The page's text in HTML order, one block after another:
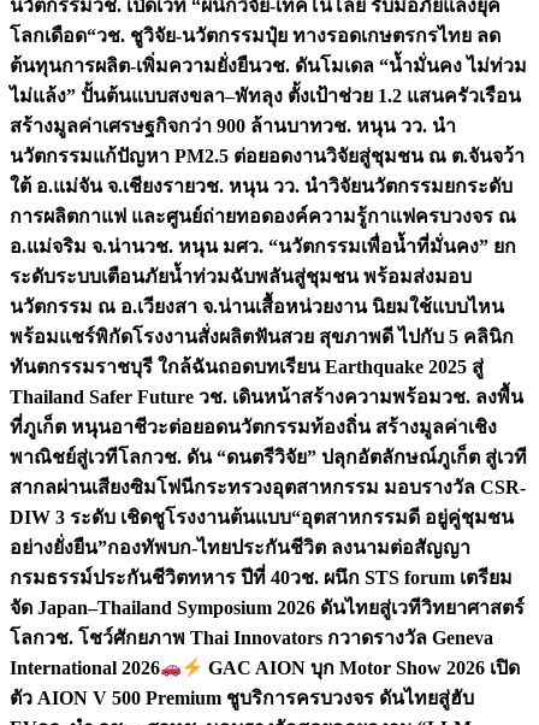
นวัตกรรมวช. เปิดเวที “ผนึกวิจัย-เทคโนโลยี รับมือภัยแล้งยุค
โลกเดือด“วช. ชูวิจัย-นวัตกรรมปุ๋ย ทางรอดเกษตรกรไทย ลด
ต้นทุนการผลิต-เพิ่มความยั่งยืนวช. ดันโมเดล “น้ำมั่นคง ไม่ท่วม
ไม่แล้ง” ปั้นต้นแบบสงขลา–พัทลุง ตั้งเป้าช่วย 1.2 แสนครัวเรือน
สร้างมูลค่าเศรษฐกิจกว่า 900 ล้านบาทวช. หนุน วว. นำ
นวัตกรรมแก้ปัญหา PM2.5 ต่อยอดงานวิจัยสู่ชุมชน ณ ต.จันจว้า
ใต้ อ.แม่จัน จ.เชียงรายวช. หนุน วว. นำวิจัยนวัตกรรมยกระดับ
การผลิตกาแฟ และศูนย์ถ่ายทอดองค์ความรู้กาแฟครบวงจร ณ
อ.แม่จริม จ.น่านวช. หนุน มศว. “นวัตกรรมเพื่อน้ำที่มั่นคง” ยก
ระดับระบบเตือนภัยน้ำท่วมฉับพลันสู่ชุมชน พร้อมส่งมอบ
นวัตกรรม ณ อ.เวียงสา จ.น่านเสื้อหน่วยงาน นิยมใช้แบบไหน
พร้อมแชร์พิกัดโรงงานสั่งผลิตฟันสวย สุขภาพดี ไปกับ 5 คลินิก
ทันตกรรมราชบุรี ใกล้ฉันถอดบทเรียน Earthquake 2025 สู่
Thailand Safer Future วช. เดินหน้าสร้างความพร้อมวช. ลงพื้น
ที่ภูเก็ต หนุนอาชีวะต่อยอดนวัตกรรมท้องถิ่น สร้างมูลค่าเชิง
พาณิชย์สู่เวทีโลกวช. ดัน “ดนตรีวิจัย” ปลุกอัตลักษณ์ภูเก็ต สู่เวที
สากลผ่านเสียงซิมโฟนีกระทรวงอุตสาหกรรม มอบรางวัล CSR-
DIW 3 ระดับ เชิดชูโรงงานต้นแบบ“อุตสาหกรรมดี อยู่คู่ชุมชน
อย่างยั่งยืน”กองทัพบก-ไทยประกันชีวิต ลงนามต่อสัญญา
กรมธรรม์ประกันชีวิตทหาร ปีที่ 40วช. ผนึก STS forum เตรียม
จัด Japan–Thailand Symposium 2026 ดันไทยสู่เวทีวิทยาศาสตร์
โลกวช. โชว์ศักยภาพ Thai Innovators กวาดรางวัล Geneva
International 2026
GAC AION บุก Motor Show 2026 เปิด
ตัว AION V 500 Premium ชูบริการครบวงจร ดันไทยสู่ฮับ